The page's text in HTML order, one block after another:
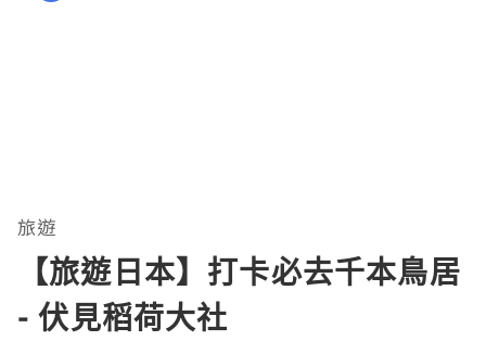
旅遊
【旅遊日本】打卡必去千本鳥居
- 伏見稻荷大社